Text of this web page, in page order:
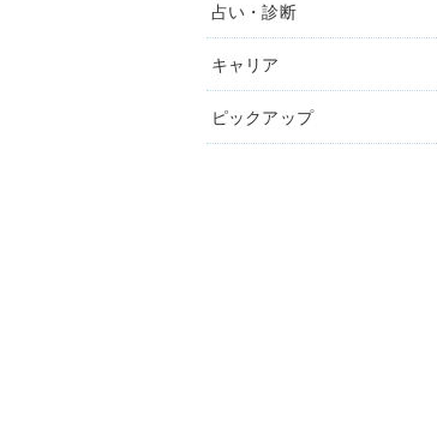
占い・診断
キャリア
ピックアップ